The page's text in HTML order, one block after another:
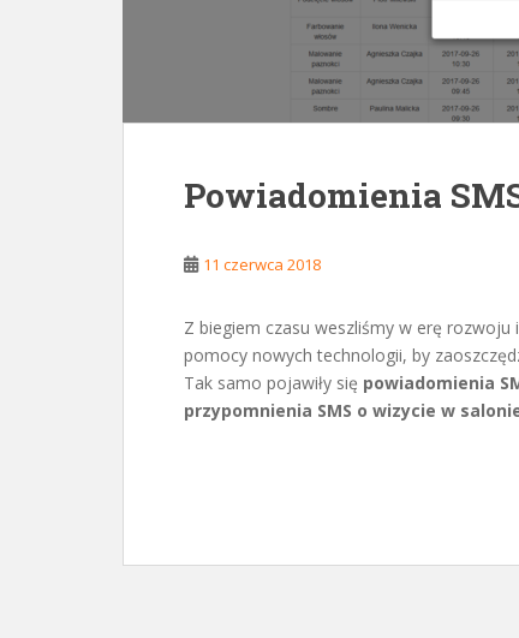
Powiadomienia
11 czerwca 2018
Z biegiem czasu weszliśmy w erę
pomocy nowych technologii, by
Tak samo pojawiły się powiadomienia
przypomnienia SMS o wizycie w